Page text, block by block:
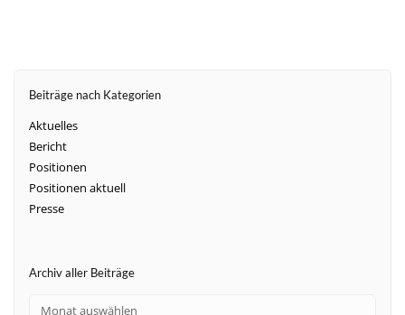
Beiträge nach Kategorien
Aktuelles
Bericht
Positionen
Positionen aktuell
Presse
Archiv aller Beiträge